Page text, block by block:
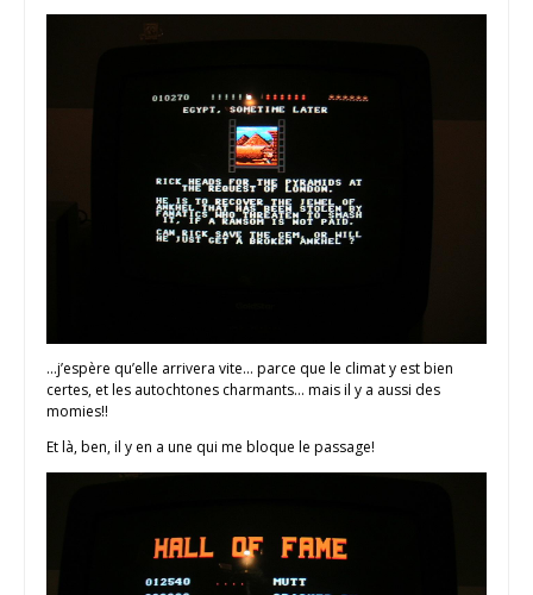
…j’espère qu’elle arrivera vite… parce que le climat y est bien
certes, et les autochtones charmants… mais il y a aussi des
momies!!
Et là, ben, il y en a une qui me bloque le passage!